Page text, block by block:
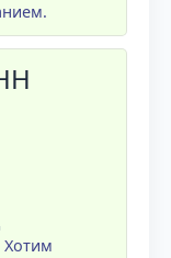
Хотим